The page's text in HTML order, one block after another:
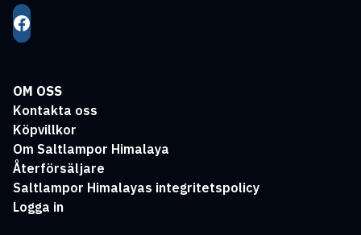
OM OSS
Kontakta oss
Köpvillkor
Om Saltlampor Himalaya
Återförsäljare
Saltlampor Himalayas integritetspolicy
Logga in